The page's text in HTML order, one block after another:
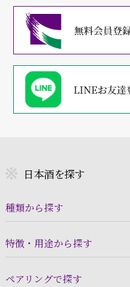
日本酒を探す
種類から探す
特徴・用途から探す
ペアリングで探す